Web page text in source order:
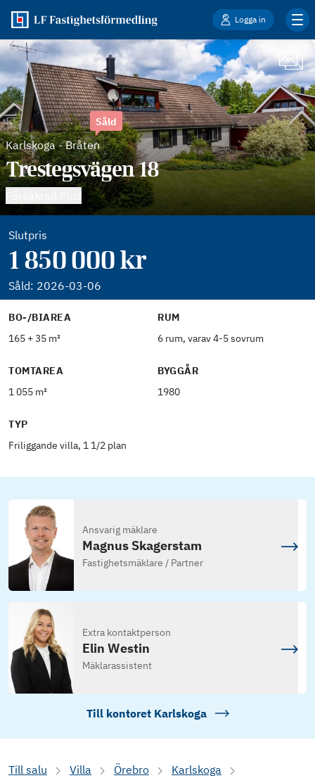
Logga in
Karlskoga-Bråten
Såld
Trestegsvägen 18
Slutpris
1 850 000 kr
Såld: 2026-03-06
BO-/BIAREA
165 + 35 m²
RUM
6 rum, varav 4-5 sovrum
TOMTAREA
1 055 m²
BYGGÅR
1980
TYP
Friliggande villa, 1 1/2 plan
Ansvarig mäklare
Magnus Skagerstam
Fastighetsmäklare / Partner
Extra kontaktperson
Elin Westin
Mäklarassistent
Till kontoret Karlskoga
Till salu Villa Örebro
Karlskoga